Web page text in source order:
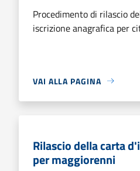
Procedimento di rilascio
iscrizione anagrafica per
VAI ALLA PAGINA
Rilascio della carta
per maggiorenni